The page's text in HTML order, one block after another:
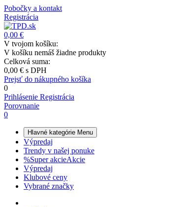
Pobočky a kontakt
Registrácia
0,00 €
V tvojom košíku:
V košíku nemáš žiadne produkty
Celková suma:
0,00 € s DPH
Prejsť do nákupného košíka
0
Prihlásenie Registrácia
Porovnanie
0
Hlavné kategórie Menu
Výpredaj
Trendy v našej ponuke
%Super akcieAkcie
Výpredaj
Klubové ceny
Vybrané značky